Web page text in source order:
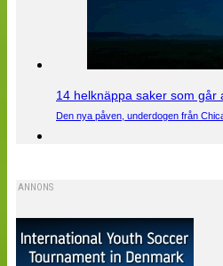
14 helknäppa saker som går
Den nya påven, underdogen från
ANNONS